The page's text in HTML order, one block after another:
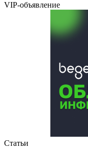
VIP-объявление
Статьи